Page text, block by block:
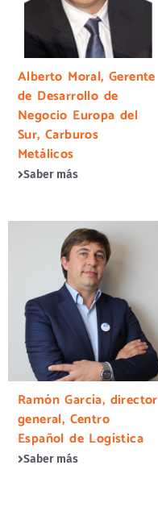
Alberto Moral, Gerente
de Desarrollo de
Negocio Europa del
Sur, Carburos
Metálicos
Saber más
Ramón García, director
general, Centro
Español de Logística
Saber más